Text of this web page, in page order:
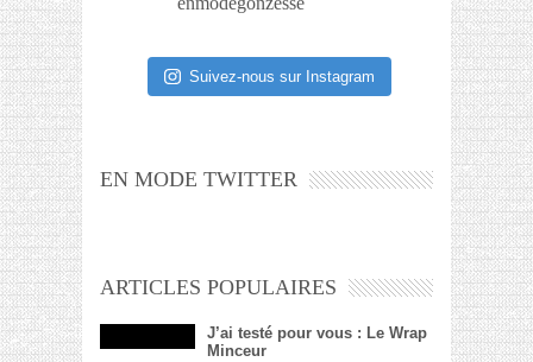
Suivez-nous sur Instagram
EN MODE TWITTER
ARTICLES POPULAIRES
J’ai testé pour vous : Le Wrap
Minceur